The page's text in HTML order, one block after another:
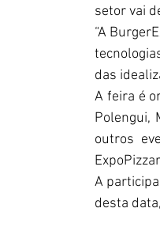
setor vai
“A
das
A feira é
Polengui,
outros
A
desta